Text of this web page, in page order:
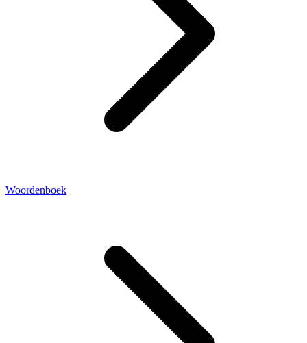
Woordenboek